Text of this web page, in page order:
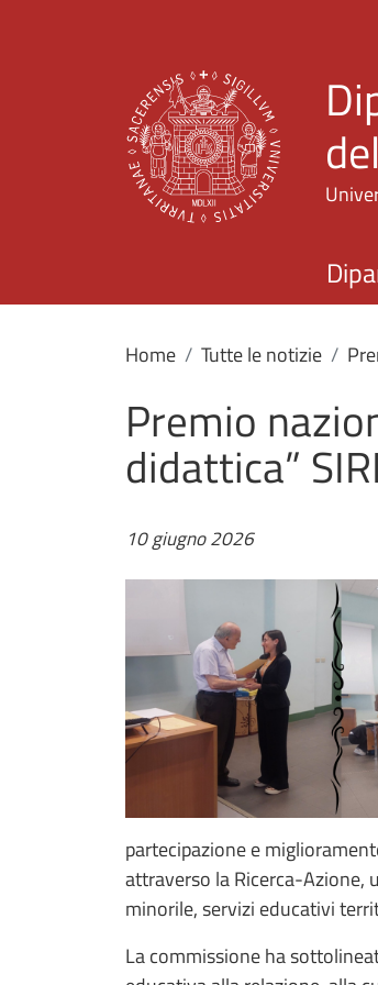
Home Tutte le notizie
Premio
didattica”
10 giugno 2026
partecipazione e
attraverso la Ricerca-
minorile, servizi educativi
La commissione ha